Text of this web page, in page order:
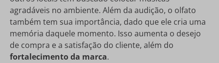
agradáveis no ambiente. Além da audição, o olfato
também tem sua importância, dado que ele cria uma
memória daquele momento. Isso aumenta o desejo
de compra e a satisfação do cliente, além do
fortalecimento da marca.